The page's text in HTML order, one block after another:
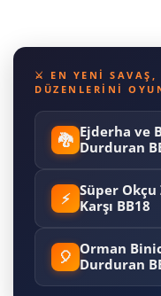
⚔️ EN YENI SAVAŞ,
DÜZENLERINI
🐉 Ejderha ve
Durduran
⚡ Süper Okçu
Karşı BB18
🎈 Orman
Durduran